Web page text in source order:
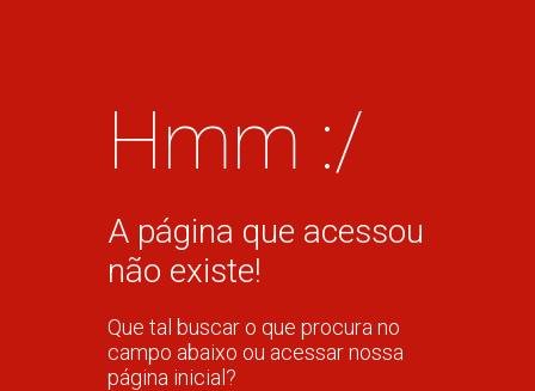
Hmm :/
A página que acessou
não existe!
Que tal buscar o que procura no
campo abaixo ou acessar nossa
página inicial?